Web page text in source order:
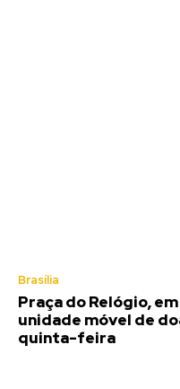
Brasília
Praça do Relógio,
unidade móvel de
quinta-feira